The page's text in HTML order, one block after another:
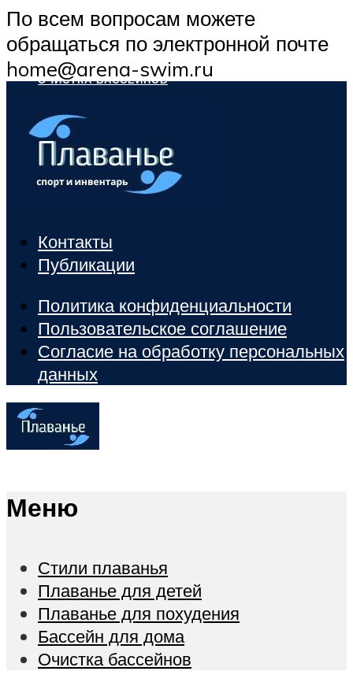
ПЛАВАНЬЕ ДЛЯ ПОХУДЕНИЯ
БАССЕЙН ДЛЯ ДОМА
ОЧИСТКА БАССЕЙНОВ
МЕНЮ
По всем вопросам можете
обращаться по электронной почте
home@arena-swim.ru
Контакты
Публикации
Политика конфиденциальности
Пользовательское соглашение
Согласие на обработку персональных
данных
Меню
Стили плаванья
Плаванье для детей
Плаванье для похудения
Бассейн для дома
Очистка бассейнов